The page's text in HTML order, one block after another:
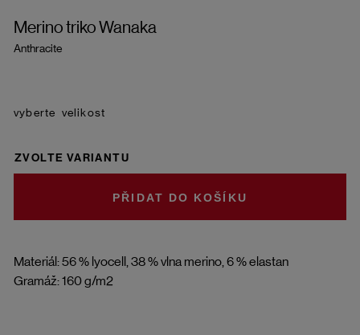
Merino triko Wanaka
Anthracite
Materiál: 56 % lyocell, 38 % vlna merino, 6 % elastan
Gramáž: 160 g/m2
velikost
ZVOLTE VARIANTU
DO KOŠÍKU